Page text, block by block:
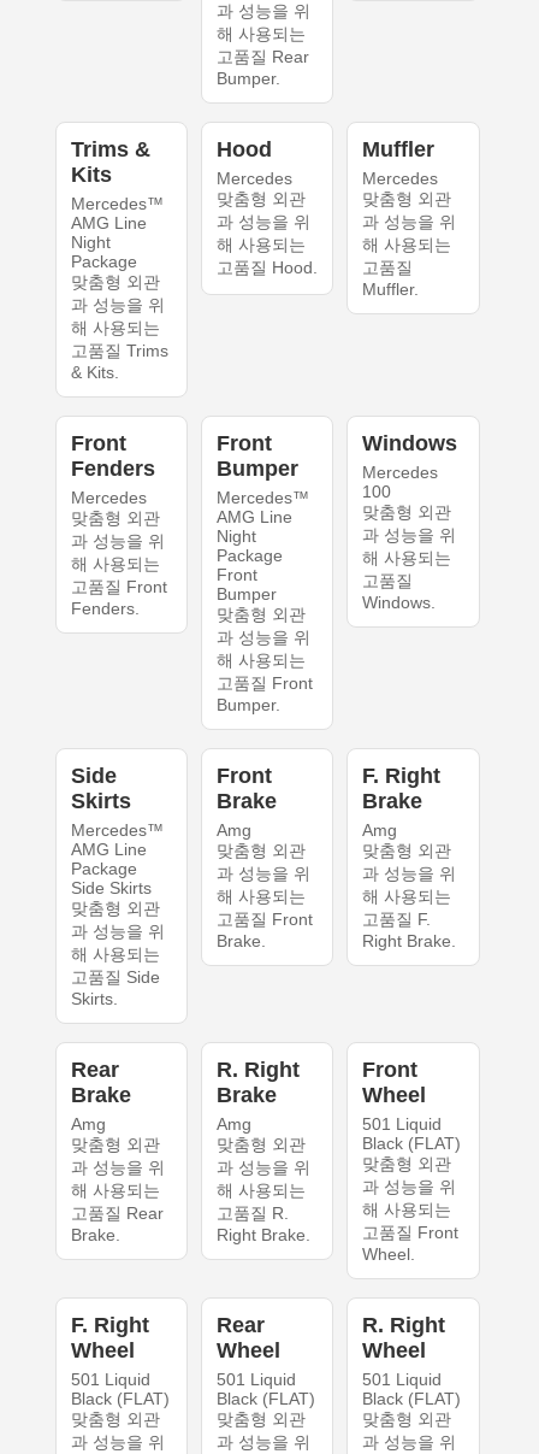
과 성능을 위
해 사용되는
고품질 Rear
Bumper.
Trims &
Kits
Mercedes™
AMG Line
Night
Package
맞춤형 외관
과 성능을 위
해 사용되는
고품질 Trims
& Kits.
Hood
Mercedes
맞춤형 외관
과 성능을 위
해 사용되는
고품질 Hood.
Muffler
Mercedes
맞춤형 외관
과 성능을 위
해 사용되는
고품질
Muffler.
Front
Fenders
Mercedes
맞춤형 외관
과 성능을 위
해 사용되는
고품질 Front
Fenders.
Front
Bumper
Mercedes™
AMG Line
Night
Package
Front
Bumper
맞춤형 외관
과 성능을 위
해 사용되는
고품질 Front
Bumper.
Windows
Mercedes
100
맞춤형 외관
과 성능을 위
해 사용되는
고품질
Windows.
Side
Skirts
Mercedes™
AMG Line
Package
Side Skirts
맞춤형 외관
과 성능을 위
해 사용되는
고품질 Side
Skirts.
Front
Brake
Amg
맞춤형 외관
과 성능을 위
해 사용되는
고품질 Front
Brake.
F. Right
Brake
Amg
맞춤형 외관
과 성능을 위
해 사용되는
고품질 F.
Right Brake.
Rear
Brake
Amg
맞춤형 외관
과 성능을 위
해 사용되는
고품질 Rear
Brake.
R. Right
Brake
Amg
맞춤형 외관
과 성능을 위
해 사용되는
고품질 R.
Right Brake.
Front
Wheel
501 Liquid
Black (FLAT)
맞춤형 외관
과 성능을 위
해 사용되는
고품질 Front
Wheel.
F. Right
Wheel
501 Liquid
Black (FLAT)
맞춤형 외관
과 성능을 위
Rear
Wheel
501 Liquid
Black (FLAT)
맞춤형 외관
과 성능을 위
R. Right
Wheel
501 Liquid
Black (FLAT)
맞춤형 외관
과 성능을 위